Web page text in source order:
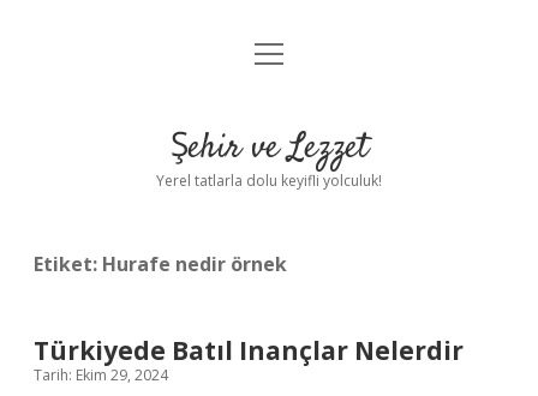
Anasayfa
Yasal Uyarı
menüyü
Şehir ve Lezzet
Yerel tatlarla dolu keyifli yolculuk!
Etiket: Hurafe nedir örnek
Türkiyede Batıl Inançlar Nelerdir
Tarih: Ekim 29, 2024